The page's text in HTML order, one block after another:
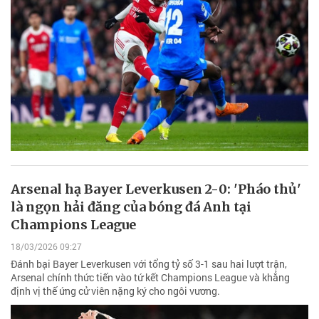
Arsenal hạ Bayer Leverkusen 2-0: 'Pháo thủ'
là ngọn hải đăng của bóng đá Anh tại
Champions League
18/03/2026 09:27
Đánh bại Bayer Leverkusen với tổng tỷ số 3-1 sau hai lượt trận,
Arsenal chính thức tiến vào tứ kết Champions League và khẳng
định vị thế ứng cử viên nặng ký cho ngôi vương.